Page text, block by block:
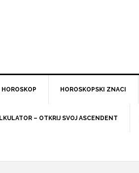
HOROSKOP HOROSKOPSKI ZNACI
– OTKRIJ SVOJ ASCENDENT